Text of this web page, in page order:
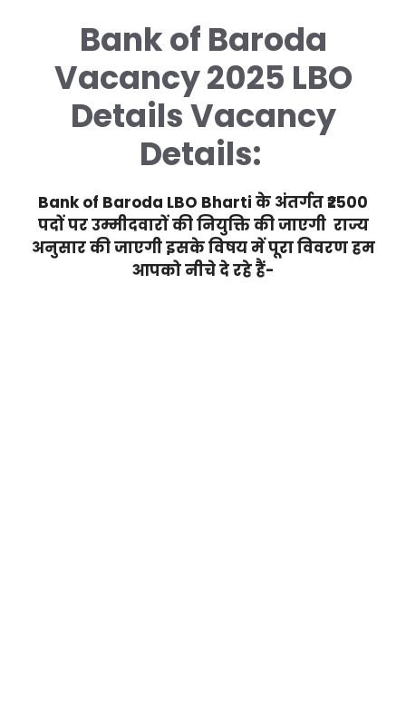
Bank of Baroda
Vacancy 2025 LBO
Details Vacancy
Details:
Bank of Baroda LBO Bharti के अंतर्गत ₹2500
पदों पर उम्मीदवारों की नियुक्ति की जाएगी राज्य
अनुसार की जाएगी इसके विषय में पूरा विवरण हम
आपको नीचे दे रहे हैं-